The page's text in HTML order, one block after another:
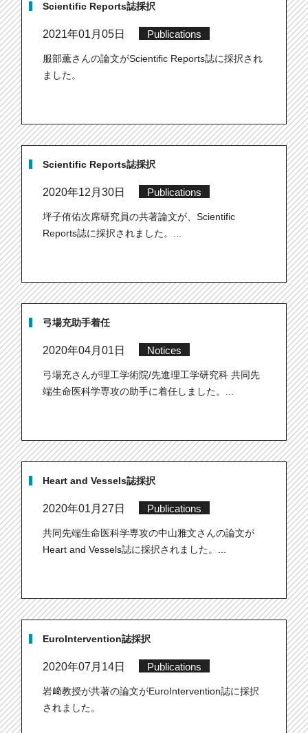
Scientific Reports誌採択
2021年01月05日 Publications
服部薫さんの論文がScientific Reports誌に採択され
ました。
Scientific Reports誌採択
2020年12月30日 Publications
坪子侑佑次席研究員の共著論文が、Scientific
Reports誌に採択されました。...
弓場充助手着任
2020年04月01日 Notices
弓場充さんが理工学術院/先進理工学研究科 共同先
端生命医科学専攻の助手に着任しました。...
Heart and Vessels誌採択
2020年01月27日 Publications
共同先端生命医科学専攻の中山雅文さんの論文が
Heart and Vessels誌に採択されました。...
EuroIntervention誌採択
2020年07月14日 Publications
岩﨑教授が共著の論文がEuroIntervention誌に採択
されました。